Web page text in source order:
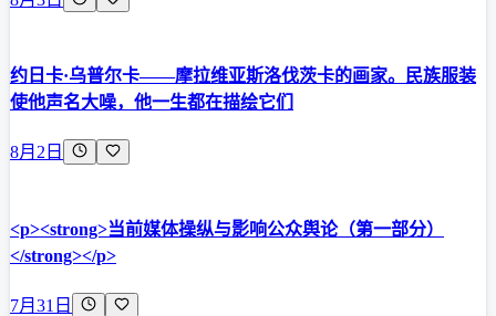
约日卡·乌普尔卡——摩拉维亚斯洛伐茨卡的画家。民族服装
使他声名大噪，他一生都在描绘它们
8月2日
<p><strong>当前媒体操纵与影响公众舆论（第一部分）
</strong></p>
7月31日